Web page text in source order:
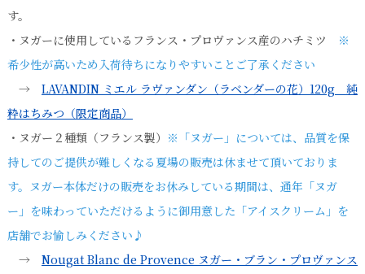
す。
・ヌガーに使用しているフランス・プロヴァンス産のハチミツ
※
希少性が高いため入荷待ちになりやすいことご了承ください
→ LAVANDIN ミエル ラヴァンダン（ラベンダーの花）120g 純
粋はちみつ（限定商品）
・ヌガー２種類（フランス製） ※「ヌガー」については、品質を保
持してのご提供が難しくなる夏場の販売は休ませて頂いておりま
す。ヌガー本体だけの販売をお休みしている期間は、通年「ヌガ
ー」を味わっていただけるように御用意した「アイスクリーム」を
店舗でお愉しみください♪
→ Nougat Blanc de Provence ヌガー・ブラン・プロヴァンス